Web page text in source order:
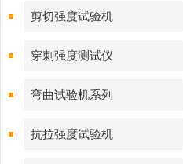
剪切强度试验机
穿刺强度测试仪
弯曲试验机系列
抗拉强度试验机